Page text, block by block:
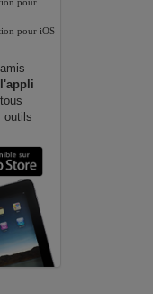
pour iOS
l'appli
outils